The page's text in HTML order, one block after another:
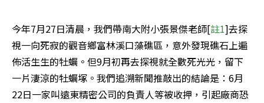
今年7月27日清晨，我們帶南大附小張景傑老師[註1]去探
視一向死寂的觀音鄉富林溪口藻礁區，意外發現礁石上遍
佈活生生的牡蠣。但9月初再去探視就全數死光光，留下
一片淒涼的牡蠣塚。我們追溯新聞推敲出的結論是：6月
22日一家叫遠東精密公司的負責人等被收押，引起廠商恐